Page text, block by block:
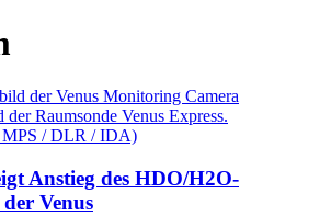
Anstieg des HDO/H2O-
Venus